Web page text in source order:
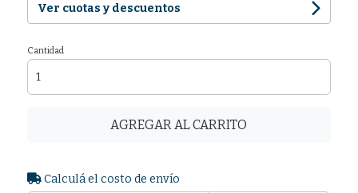
Ver cuotas y descuentos
Cantidad
AGREGAR AL CARRITO
Calculá el costo de envío